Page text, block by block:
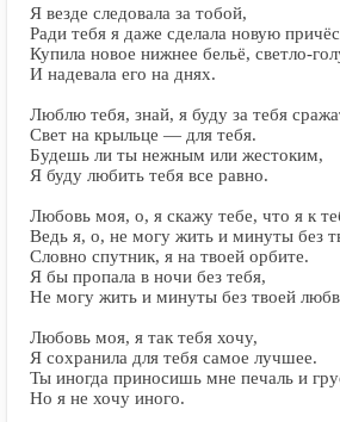
Я везде следовала за тобой,
Ради тебя я даже сделала новую
Купила новое нижнее бельё, светло-
И надевала его на днях.
Люблю тебя, знай, я буду за тебя
Свет на крыльце — для тебя.
Будешь ли ты нежным или жестоким,
Я буду любить тебя все равно.
Любовь моя, о, я скажу тебе, что я к
Ведь я, о, не могу жить и минуты без
Словно спутник, я на твоей орбите.
Я бы пропала в ночи без тебя,
Не могу жить и минуты без твоей
Любовь моя, я так тебя хочу,
Я сохранила для тебя самое лучшее.
Ты иногда приносишь мне печаль и
Но я не хочу иного.